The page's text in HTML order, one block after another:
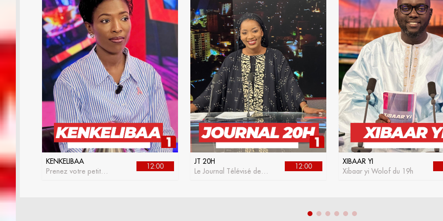
KENKELIBAA
Prenez votre petit
12:00
JT 20H
Le Journal Télévisé de la
12:00
XIBAAR YI
Xibaar yi Wolof du 19h